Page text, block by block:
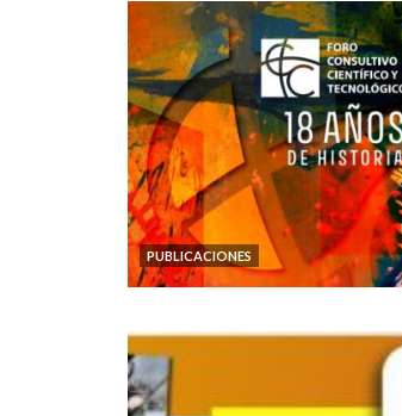
PUBLICACIONES